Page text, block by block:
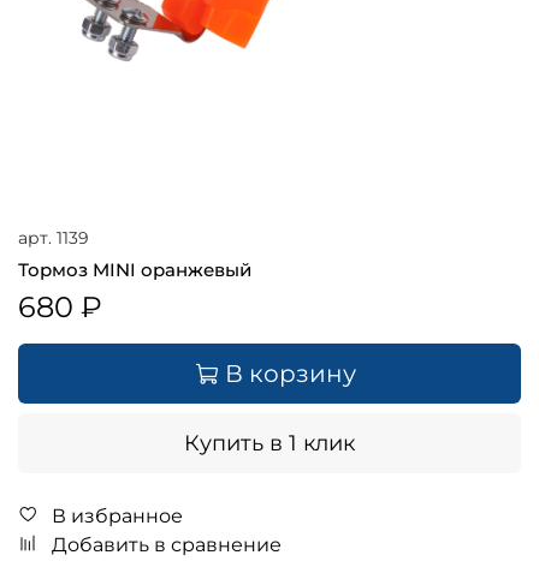
арт. 1139
Тормоз MINI оранжевый
680 ₽
В корзину
Купить в 1 клик
В избранное
Добавить в сравнение